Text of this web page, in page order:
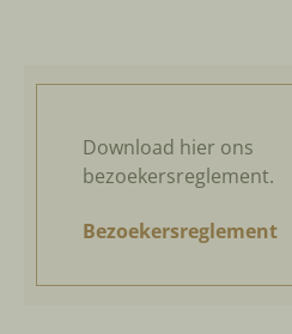
Download hier ons
bezoekersreglement.
Bezoekersreglement